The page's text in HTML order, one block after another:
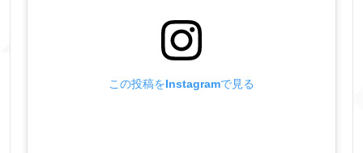
この投稿をInstagramで見る